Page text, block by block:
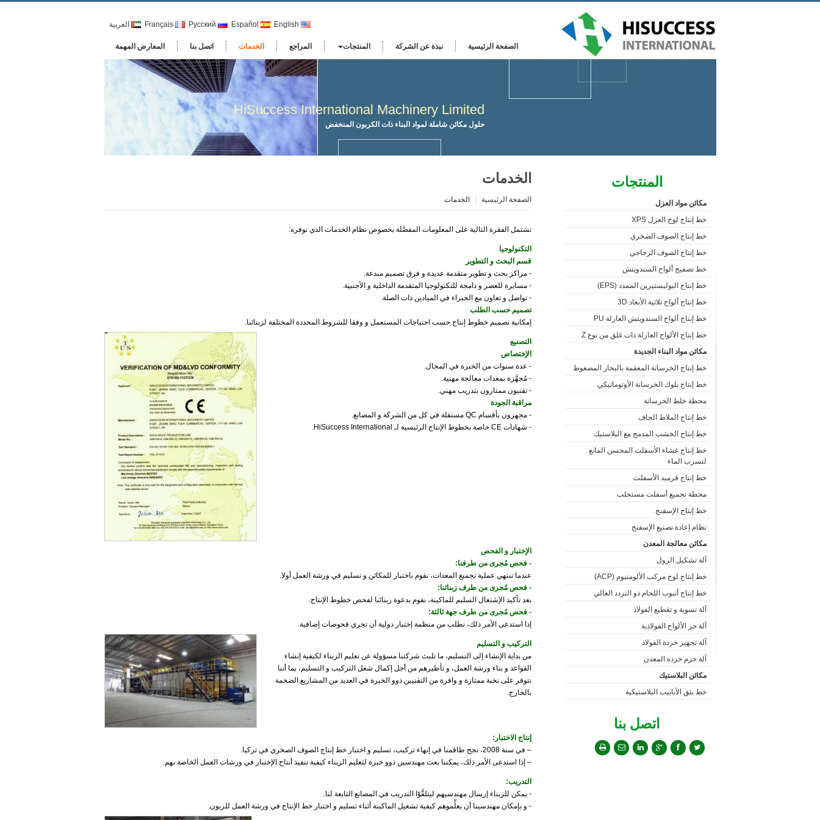
English
Español
Русский
Français العربية
الصفحة الرئيسية نبذة عن الشركة المنتجات المراجع الخدمات اتصل بنا المعارض المهمة
HiSuccess International Machinery Limited
حلول مكائن شاملة لمواد البناء ذات الكربون المنخفض
الخدمات
الصفحة الرئيسية الخدمات
تشتمل الفقرة التالية على المعلومات المفصَّلة بخصوص نظام الخدمات الذي نوفره:
التكنولوجيا
قسم البحث و التطوير
- مراكز بحث و تطوير متقدمة عديدة و فرق تصميم مبدعة.
- مسايرة للعصر و دامجة للتكنولوجيا المتقدمة الداخلية و الأجنبية.
- تواصل و تعاون مع الخبراء في الميادين ذات الصلة.
تصميم حسب الطلب
إمكانية تصميم خطوط إنتاج حسب احتياجات المستعمل و وفقا للشروط المحددة المختلفة لزبنائنا.
التصنيع
الإختصاص
- عدة سنوات من الخبرة في المجال.
- مُجهَّزة بمعدات معالجة مهنية.
- تقنيون ممتازون بتدريب مهني.
مراقبة الجودة
- مجهزون بأقسام QC مستقلة في كل من الشركة و المصانع.
- شهادات CE خاصة بخطوط الإنتاج الرئيسية لـ HiSuccess International.
الإختبار و الفحص
- فحص مُجرى من طرفنا:
عندما تنتهي عملية تجميع المعدات، نقوم باختبار للمكائن و تسليم في ورشة العمل أولا.
- فحص مُجرى من طرف زبنائنا:
بعد تأكيد الإشتغال السليم للماكينة، نقوم بدعوة زبنائنا لفحص خطوط الإنتاج.
- فحص مُجرى من طرف جهة ثالثة:
إذا استدعى الأمر ذلك، نطلب من منظمة إختبار دولية أن تجري فحوصات إضافية.
التركيب و التسليم
من بداية الإنشاء إلى التسليم، ما تلبث شركتنا مسؤولة عن تعليم الزبناء لكيفية إنشاء
القواعد و بناء ورشة العمل، و تأطيرهم من أجل إكمال شغل التركيب و التسليم، بما أننا
نتوفر على نخبة ممتازة و وافرة من التقنيين ذوو الخبرة في العديد من المشاريع الضخمة
بالخارج.
إنتاج الاختبار:
– في سنة 2008، نجح طاقمنا في إنهاء تركيب، تسليم و اختبار خط إنتاج الصوف الصخري في تركيا.
– إذا استدعى الأمر ذلك، يمكننا بعث مهندسين ذوو خبرة لتعليم الزبناء كيفية تنفيذ أنتاج الإختبار في ورشات العمل الخاصة بهم.
التدريب:
- يمكن للزبناء إرسال مهندسيهم ليتلقَّوْا التدريب في المصانع التابعة لنا.
- و بإمكان مهندسينا أن يعلِّموهم كيفية تشغيل الماكينة أثناء تسليم و اختبار خط الإنتاج في ورشة العمل للزبون.
المنتجات
مكائن مواد العزل
خط إنتاج لوح العزل XPS
خط إنتاج الصوف الصخري
خط إنتاج الصوف الزجاجي
خط تصفيح ألواح السندويتش
خط إنتاج البوليستيرين الممدد (EPS)
خط إنتاج ألواح ثلاثية الأبعاد 3D
خط إنتاج ألواح السندويتش العازلة PU
خط إنتاج الألواح العازلة ذات غلق من نوع Z
مكائن مواد البناء الجديدة
خط إنتاج الخرسانة المعقمة بالبخار المضغوط
خط إنتاج بلوك الخرسانة الأوتوماتيكي
محطة خلط الخرسانة
خط إنتاج الملاط الجاف
خط إنتاج الخشب المدمج مع البلاستيك
خط إنتاج غشاء الأسفلت المحسن المانع
لتسرب الماء
خط إنتاج قرميد الأسفلت
محطة تجميع أسفلت مستحلب
خط إنتاج الإسفنج
نظام إعادة تصنيع الإسفنج
مكائن معالجة المعدن
آلة تشكيل الرول
خط إنتاج لوح مركب الألومنيوم (ACP)
خط إنتاج أنبوب اللحام ذو التردد العالي
آلة تسوية و تقطيع الفولاذ
آلة حز الألواح الفولاذية
آلة تجهيز خردة الفولاذ
آلة حزم خردة المعدن
مكائن البلاستيك
خط بثق الأنابيب البلاستيكية
اتصل بنا